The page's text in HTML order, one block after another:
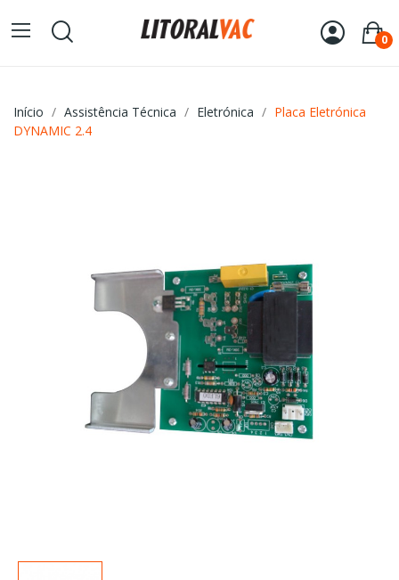
0
Início Assistência Técnica Eletrónica
Placa Eletrónica
DYNAMIC 2.4